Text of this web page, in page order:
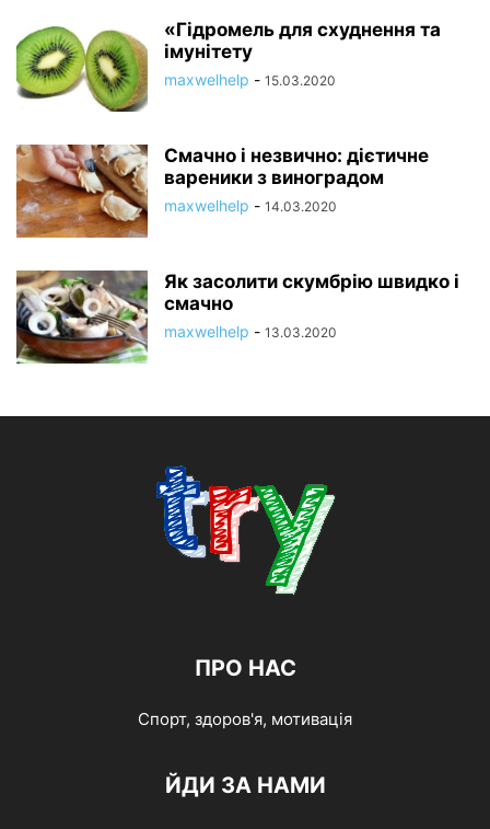
«Гідромель для схуднення та
імунітету
maxwelhelp - 15.03.2020
Смачно і незвично: дієтичне
вареники з виноградом
maxwelhelp - 14.03.2020
Як засолити скумбрію швидко і
смачно
maxwelhelp - 13.03.2020
ПРО НАС
Спорт, здоров'я, мотивація
ЙДИ ЗА НАМИ